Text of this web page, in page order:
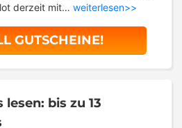
derzeit mit… weiterlesen>>
GUTSCHEINE!
bis zu 13